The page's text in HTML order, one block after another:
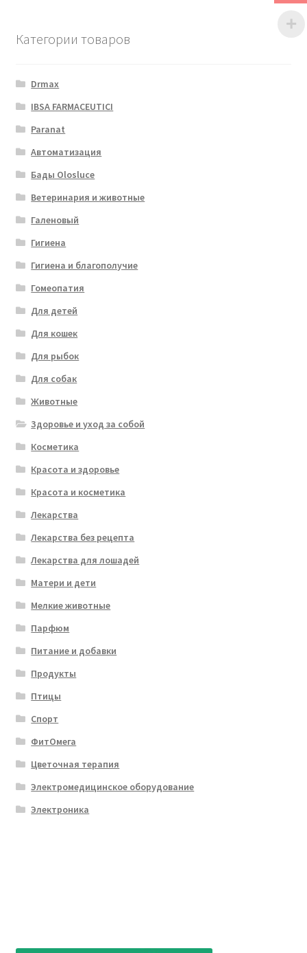
Категории товаров
Drmax
IBSA FARMACEUTICI
Paranat
Автоматизация
Бады Olosluce
Ветеринария и животные
Галеновый
Гигиена
Гигиена и благополучие
Гомеопатия
Для детей
Для кошек
Для рыбок
Для собак
Животные
Здоровье и уход за собой
Косметика
Красота и здоровье
Красота и косметика
Лекарства
Лекарства без рецепта
Лекарства для лошадей
Матери и дети
Мелкие животные
Парфюм
Питание и добавки
Продукты
Птицы
Спорт
ФитОмега
Цветочная терапия
Электромедицинское оборудование
Электроника